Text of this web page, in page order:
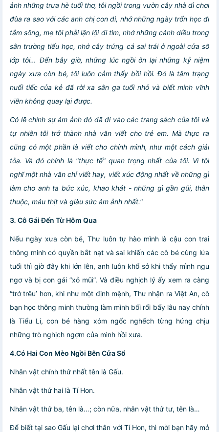
ảnh những trưa hè tuổi thơ, tôi ngồi trong vườn cây nhà dì chơi
đùa ra sao với các anh chị con dì, nhớ những ngày trốn học đi
tắm sông, mẹ tôi phải lặn lội đi tìm, nhớ những cánh diều trong
sân trường tiểu học, nhớ cây trứng cá sai trái ở ngoài cửa sổ
lớp tôi… Đến bây giờ, những lúc ngồi ôn lại những kỷ niệm
ngày xưa còn bé, tôi luôn cảm thấy bồi hồi. Đó là tâm trạng
nuối tiếc của kẻ đã rời xa sân ga tuổi nhỏ và biết mình vĩnh
viễn không quay lại được.
Có lẽ chính sự ám ảnh đó đã đi vào các trang sách của tôi và
tự nhiên tôi trở thành nhà văn viết cho trẻ em. Mà thực ra
cũng có một phần là viết cho chính mình, như một cách giải
tỏa. Và đó chính là "thực tế" quan trọng nhất của tôi. Vì tôi
nghĩ một nhà văn chỉ viết hay, viết xúc động nhất về những gì
làm cho anh ta bức xúc, khao khát - những gì gần gũi, thân
thuộc, máu thịt và giàu sức ám ảnh nhất."
3. Cô Gái Đến Từ Hôm Qua
Nếu ngày xưa còn bé, Thư luôn tự hào mình là cậu con trai
thông minh có quyền bắt nạt và sai khiến các cô bé cùng lứa
tuổi thì giờ đây khi lớn lên, anh luôn khổ sở khi thấy mình ngu
ngơ và bị con gái “xỏ mũi”. Và điều nghịch lý ấy xem ra càng
“trớ trêu’ hơn, khi như một định mệnh, Thư nhận ra Việt An, cô
bạn học thông minh thường làm mình bối rối bấy lâu nay chính
là Tiểu Li, con bé hàng xóm ngốc nghếch từng hứng chịu
những trò nghịch ngợm của mình hồi xưa.
4.Có Hai Con Mèo Ngồi Bên Cửa Sổ
Nhân vật chính thứ nhất tên là Gấu.
Nhân vật thứ hai là Tí Hon.
Nhân vật thứ ba, tên là…; còn nữa, nhân vật thứ tư, tên là…
Để biết tại sao Gấu lại chơi thân với Tí Hon, thì mời bạn hãy mở